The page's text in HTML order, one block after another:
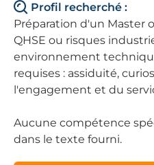
Profil recherché :
Préparation d'un Master
QHSE ou risques
environnement
requises : assiduité,
l'engagement et du
Aucune compétence
dans le texte fourni.